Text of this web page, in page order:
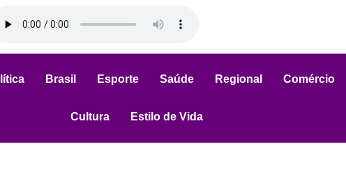
Brasil Esporte Saúde Regional Comércio
Cultura Estilo de Vida